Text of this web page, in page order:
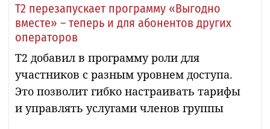
Т2 перезапускает программу «Выгодно
вместе» – теперь и для абонентов других
операторов
Т2 добавил в программу роли для
участников с разным уровнем доступа.
Это позволит гибко настраивать тарифы
и управлять услугами членов группы